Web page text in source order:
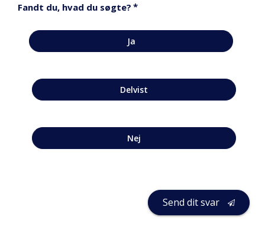
Fandt du, hvad du søgte? *
Ja
Delvist
Nej
Send dit svar